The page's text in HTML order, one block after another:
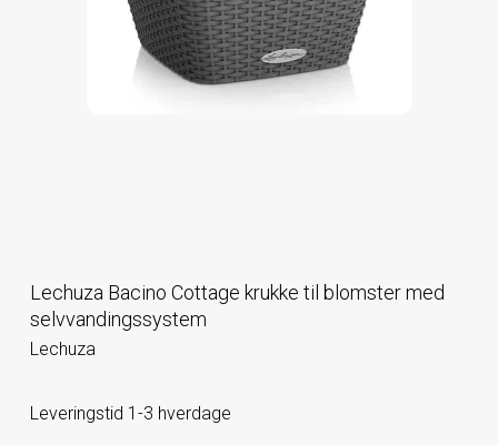
Lechuza Bacino Cottage krukke til blomster med
selvvandingssystem
Lechuza
Leveringstid 1-3 hverdage